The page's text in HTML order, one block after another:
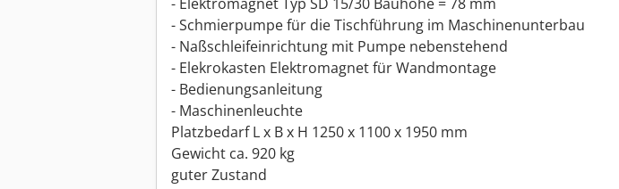
- Schmierpumpe für die Tischführung im Maschinenunterbau
- Naßschleifeinrichtung mit Pumpe nebenstehend
- Elekrokasten Elektromagnet für Wandmontage
- Bedienungsanleitung
- Maschinenleuchte
Platzbedarf L x B x H 1250 x 1100 x 1950 mm
Gewicht ca. 920 kg
guter Zustand